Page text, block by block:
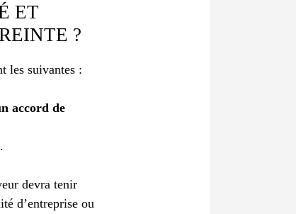
ET
?
les suivantes :
accord de
devra tenir
d’entreprise ou